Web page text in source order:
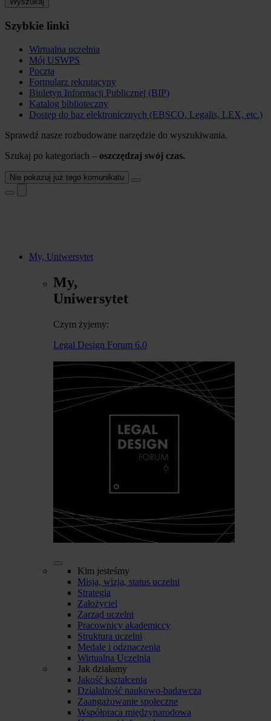
Szybkie linki
Wirtualna uczelnia
Mój USWPS
Poczta
Formularz rekrutacyny
Biuletyn Informacji Publicznej (BIP)
Katalog biblioteczny
Dostęp do baz elektronicznych (EBSCO, Legalis, LEX, etc.)
Sprawdź nasze rozbudowane narzędzie do wyszukiwania.
Szukaj po kategoriach – oszczędzaj swój czas.
Nie pokazuj już tego komunikatu
My, Uniwersytet
My,
Uniwersytet
Czym żyjemy:
Legal Design Forum 6.0
Kim jesteśmy
Misja, wizja, status uczelni
Strategia
Założyciel
Zarząd uczelni
Pracownicy akademiccy
Struktura uczelni
Medale i odznaczenia
Wirtualna Uczelnia
Jak działamy
Jakość kształcenia
Działalność naukowo-badawcza
Zaangażowanie społeczne
Współpraca międzynarodowa